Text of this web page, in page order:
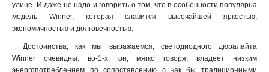
улице. И даже не надо и говорить о том, что в особенности популярна
модель Winner, которая славится высочайшей яркостью,
экономичностью и долговечностью.
Достоинства, как мы выражаемся, светодиодного дюралайта
Winner очевидны: во-1-х, он, мягко говоря, владеет низким
энергопотреблением по сопоставлению с как бы традиционными